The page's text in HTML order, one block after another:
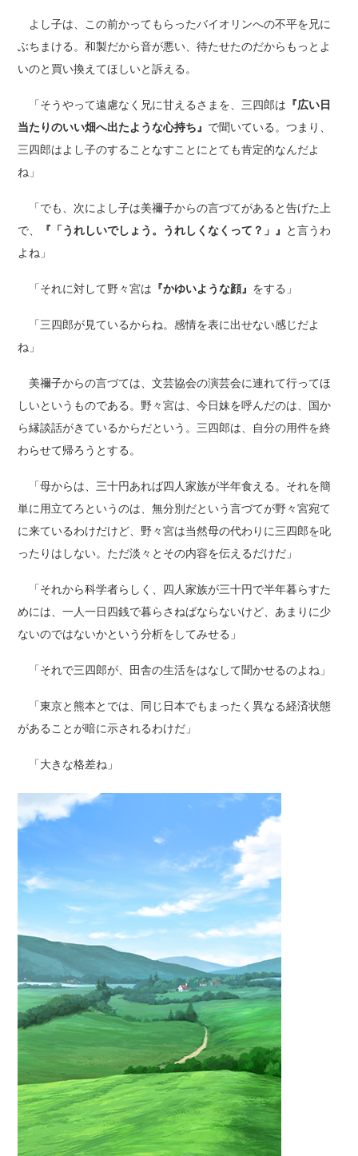
よし子は、この前かってもらったバイオリンへの不平を兄に
ぶちまける。和製だから音が悪い、待たせたのだからもっとよ
いのと買い換えてほしいと訴える。
「そうやって遠慮なく兄に甘えるさまを、三四郎は 『広い日
当たりのいい畑へ出たような心持ち』 で聞いている。つまり、
三四郎はよし子のすることなすことにとても肯定的なんだよ
ね」
「でも、次によし子は美禰子からの言づてがあると告げた上
で、
『「うれしいでしょう。うれしくなくって？」』 と言うわ
よね」
「それに対して野々宮は 『かゆいような顔』 をする」
「三四郎が見ているからね。感情を表に出せない感じだよ
ね」
美禰子からの言づては、文芸協会の演芸会に連れて行ってほ
しいというものである。野々宮は、今日妹を呼んだのは、国か
ら縁談話がきているからだという。三四郎は、自分の用件を終
わらせて帰ろうとする。
「母からは、三十円あれば四人家族が半年食える。それを簡
単に用立てろというのは、無分別だという言づてが野々宮宛て
に来ているわけだけど、野々宮は当然母の代わりに三四郎を叱
ったりはしない。ただ淡々とその内容を伝えるだけだ」
「それから科学者らしく、四人家族が三十円で半年暮らすた
めには、一人一日四銭で暮らさねばならないけど、あまりに少
ないのではないかという分析をしてみせる」
「それで三四郎が、田舎の生活をはなして聞かせるのよね」
「東京と熊本とでは、同じ日本でもまったく異なる経済状態
があることが暗に示されるわけだ」
「大きな格差ね」